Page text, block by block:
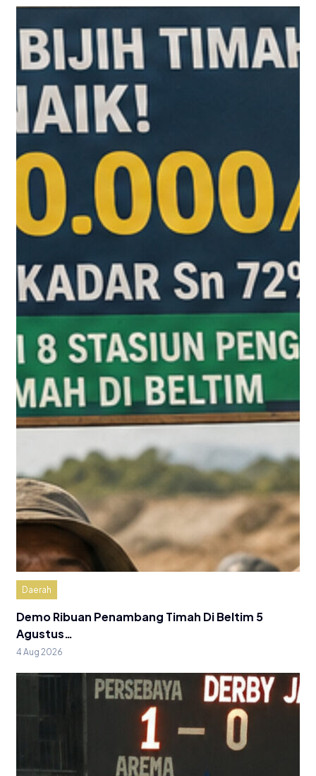
Daerah
Demo Ribuan Penambang Timah Di Beltim 5
Agustus…
4 Aug 2026